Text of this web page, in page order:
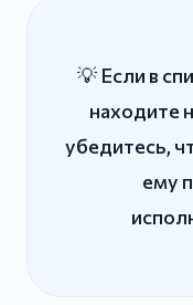
💡 Если в
находите
убедитесь,
ему